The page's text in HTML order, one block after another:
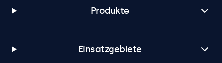
Produkte
Einsatzgebiete